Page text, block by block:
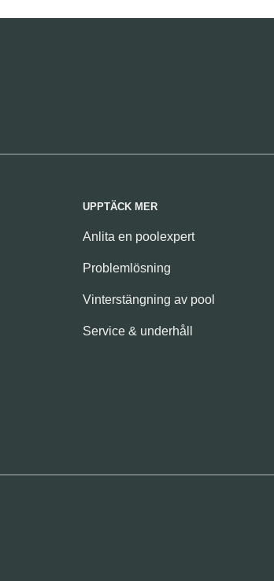
UPPTÄCK MER
Anlita en poolexpert
Problemlösning
Vinterstängning av pool
Service & underhåll